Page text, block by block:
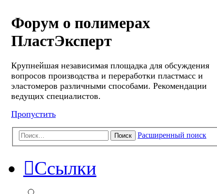
Форум о полимерах
ПластЭксперт
Крупнейшая независимая площадка для обсуждения
вопросов производства и переработки пластмасс и
эластомеров различными способами. Рекомендации
ведущих специалистов.
Пропустить
Поиск Расширенный поиск
Ссылки